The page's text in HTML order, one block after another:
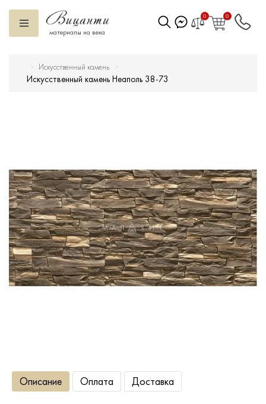
материалы на века
0 0
Искусственный камень
Террасная доска
Ступени
Сухие смеси
Услуги
Искусственный камень
Искусственный камень Неаполь 38-73
Описание Оплата Доставка